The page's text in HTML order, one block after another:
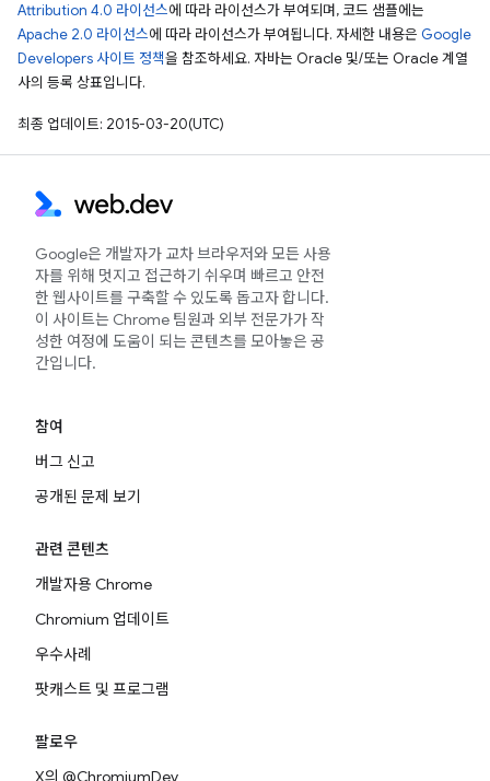
Attribution 4.0 라이선스에 따라 라이선스가 부여되며, 코드 샘플에는
Apache 2.0 라이선스에 따라 라이선스가 부여됩니다. 자세한 내용은 Google
Developers 사이트 정책을 참조하세요. 자바는 Oracle 및/또는 Oracle 계열
사의 등록 상표입니다.
최종 업데이트: 2015-03-20(UTC)
Google은 개발자가 교차 브라우저와 모든 사용
자를 위해 멋지고 접근하기 쉬우며 빠르고 안전
한 웹사이트를 구축할 수 있도록 돕고자 합니다.
이 사이트는 Chrome 팀원과 외부 전문가가 작
성한 여정에 도움이 되는 콘텐츠를 모아놓은 공
간입니다.
참여
버그 신고
공개된 문제 보기
관련 콘텐츠
개발자용 Chrome
Chromium 업데이트
우수사례
팟캐스트 및 프로그램
팔로우
X의 @ChromiumDev